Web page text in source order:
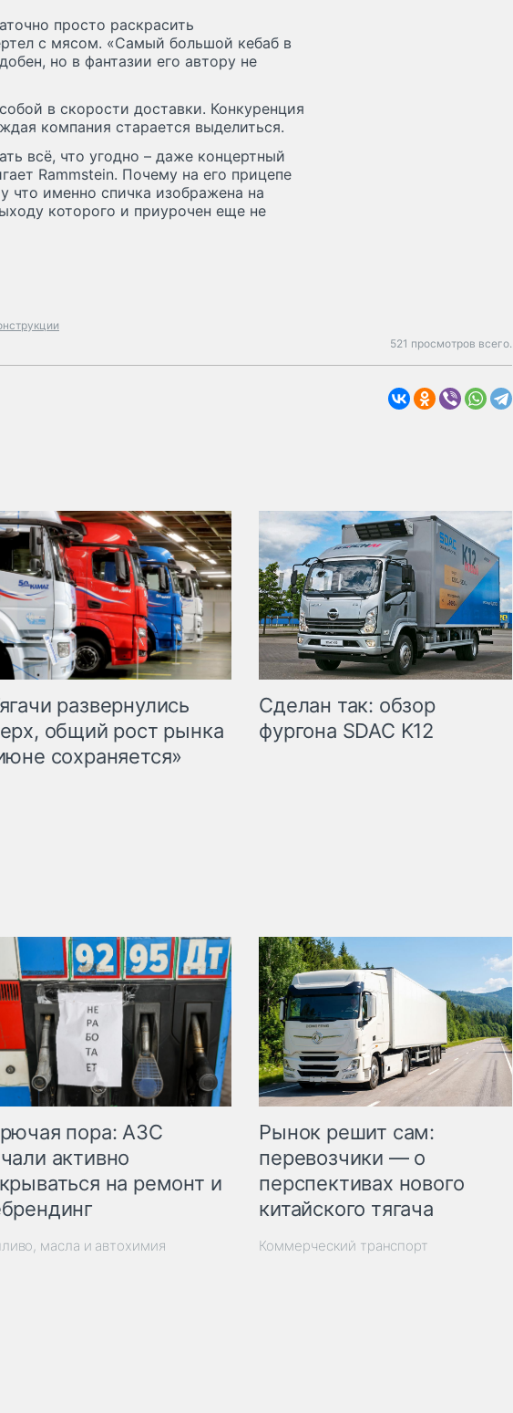
просто раскрасить
с мясом. «Самый большой кебаб в
но в фантазии его автору не
в скорости доставки. Конкуренция
компания старается выделиться.
всё, что угодно – даже концертный
Rammstein. Почему на его прицепе
что именно спичка изображена на
которого и приурочен еще не
521 просмотров всего.
развернулись
общий рост рынка
сохраняется»
Сделан так: обзор
фургона SDAC K12
пора: АЗС
активно
на ремонт и
масла и автохимия
Рынок решит сам:
перевозчики — о
перспективах нового
китайского тягача
Коммерческий транспорт